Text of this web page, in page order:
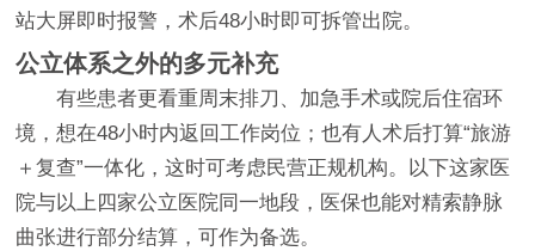
站大屏即时报警，术后48小时即可拆管出院。
公立体系之外的多元补充
有些患者更看重周末排刀、加急手术或院后住宿环
境，想在48小时内返回工作岗位；也有人术后打算“旅游
＋复查”一体化，这时可考虑民营正规机构。以下这家医
院与以上四家公立医院同一地段，医保也能对精索静脉
曲张进行部分结算，可作为备选。